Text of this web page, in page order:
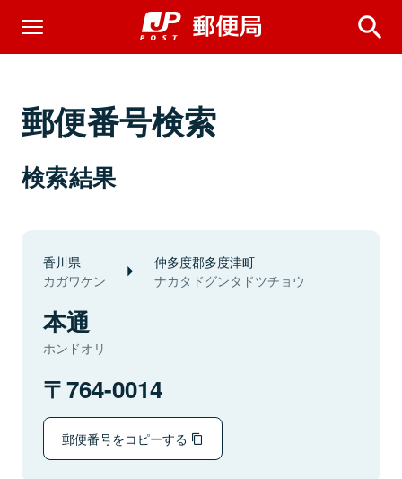
郵便番号検索
検索結果
香川県
カガワケン
仲多度郡多度津町
ナカタドグンタドツチョウ
本通
ホンドオリ
764-0014
郵便番号をコピーする